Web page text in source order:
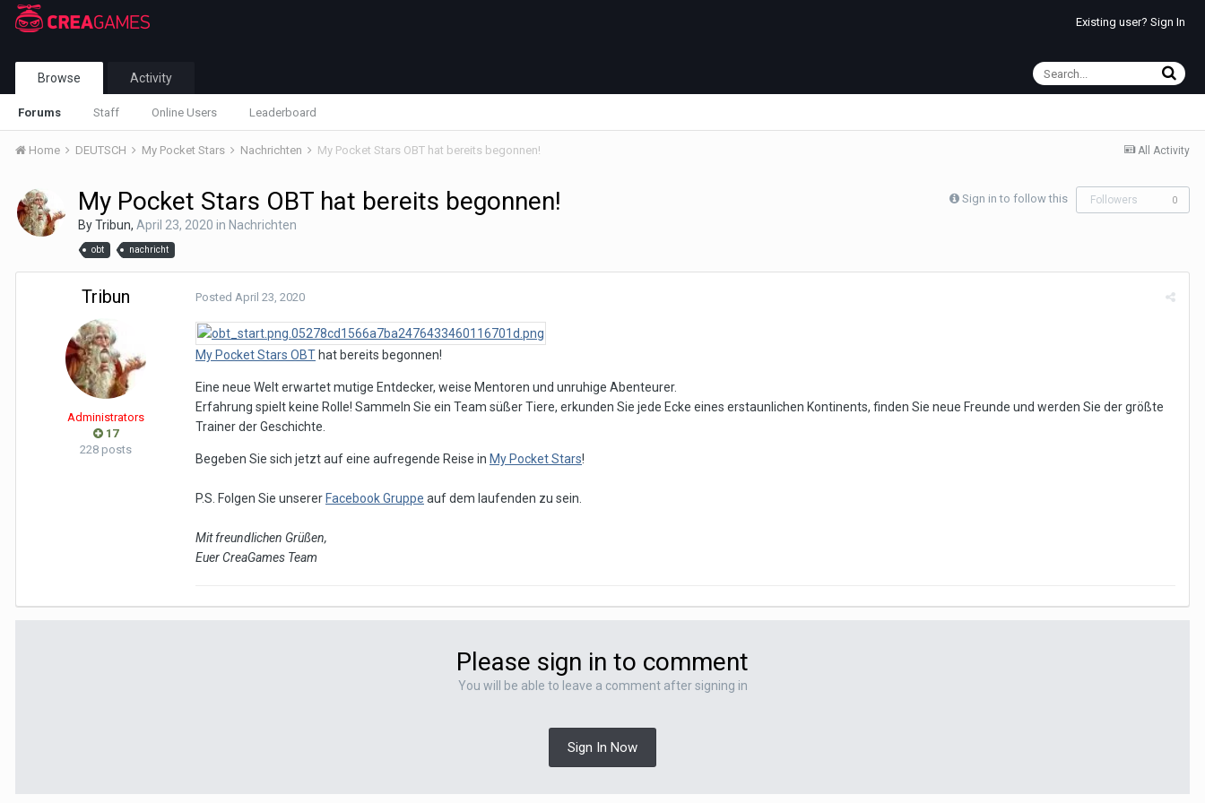
Existing user? Sign In
Browse
Forums Staff Online Users Leaderboard
Activity
All Activity
Home DEUTSCH My Pocket Stars Nachrichten My Pocket Stars OBT hat bereits begonnen!
Sign in to follow this Followers 0
My Pocket Stars OBT hat bereits begonnen!
ByTribun, April 23, 2020 in Nachrichten
obt nachricht
Tribun
Administrators
17
228 posts
Posted April 23, 2020
My Pocket Stars OBThat bereits begonnen!
Eine neue Welt erwartet mutige Entdecker, weise Mentoren und unruhige Abenteurer.
Erfahrung spielt keine Rolle! Sammeln Sie ein Team süßer Tiere, erkunden Sie jede Ecke eines erstaunlichen Kontinents, finden Sie neue Freunde und werden Sie der größte
Trainer der Geschichte.
Begeben Sie sich jetzt auf eine aufregende Reise in My Pocket Stars!
P.S. Folgen Sie unsererFacebook Gruppe auf dem laufenden zu sein.
Mit freundlichen Grüßen,
Euer CreaGames Team
Please sign in to comment
You will be able to leave a comment after signing in
Sign In Now